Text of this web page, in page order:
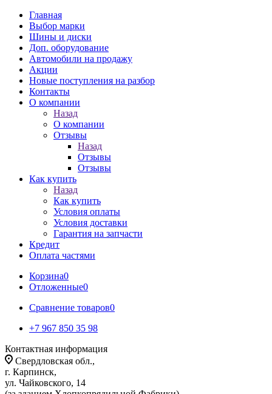
Главная
Выбор марки
Шины и диски
Доп. оборудование
Автомобили на продажу
Акции
Новые поступления на разбор
Контакты
О компании
Назад
О компании
Отзывы
Назад
Отзывы
Отзывы
Как купить
Назад
Как купить
Условия оплаты
Условия доставки
Гарантия на запчасти
Кредит
Оплата частями
Корзина0
Отложенные0
Сравнение товаров0
+7 967 850 35 98
Контактная информация
Свердловская обл.,
г. Карпинск,
ул. Чайковского, 14